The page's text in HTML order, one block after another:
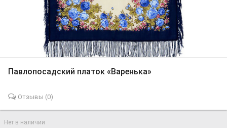
Павлопосадский платок «Варенька»
Отзывы (0)
Нет в наличии